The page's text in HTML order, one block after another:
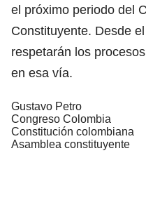
el próximo periodo del
Constituyente. Desde
respetarán los
en esa vía.
Gustavo Petro
Congreso Colombia
Constitución colombiana
Asamblea constituyente